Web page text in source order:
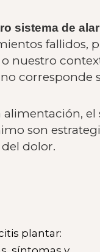
sistema de
fallidos,
nuestro
corresponde
son
dolor.